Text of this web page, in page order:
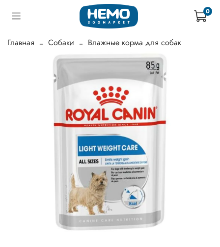
0
Главная Собаки Влажные корма для собак